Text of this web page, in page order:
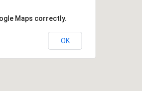
Maps correctly.
OK